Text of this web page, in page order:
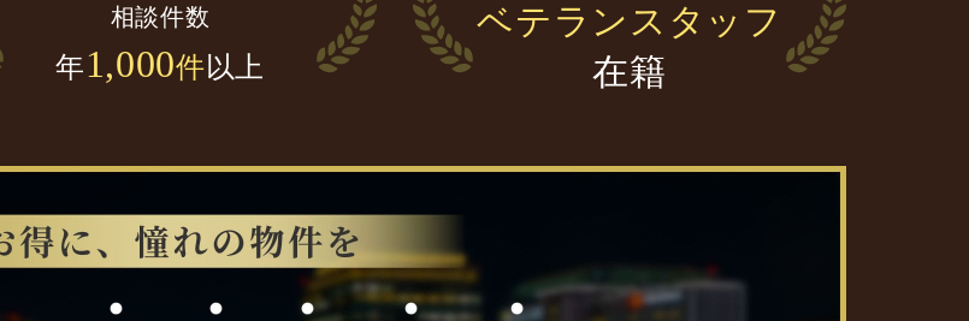
相談件数
年1,000件以上
ベテランスタッフ
在籍